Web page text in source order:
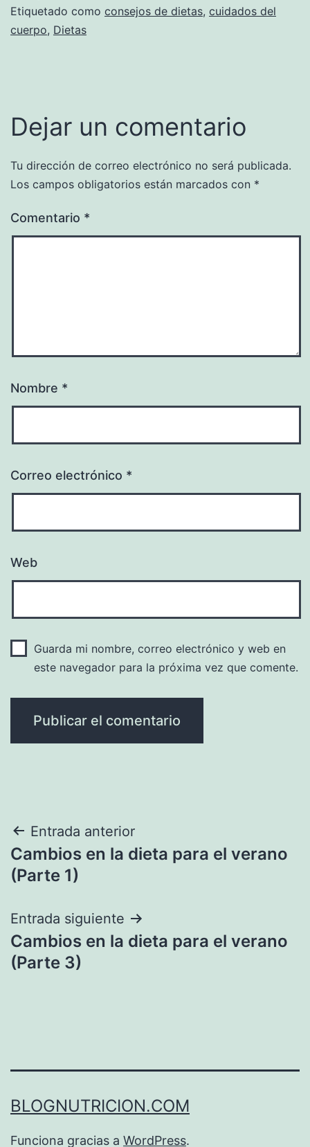
Etiquetado como consejos de dietas, cuidados del
cuerpo, Dietas
Dejar un comentario
Tu dirección de correo electrónico no será publicada.
Los campos obligatorios están marcados con *
Comentario *
Nombre *
Correo electrónico *
Web
Guarda mi nombre, correo electrónico y web en
este navegador para la próxima vez que comente.
Navegación
de
Entrada anterior
Cambios en la dieta para el verano
(Parte 1)
Entrada siguiente
Cambios en la dieta para el verano
(Parte 3)
BLOGNUTRICION.COM
Funciona gracias a WordPress.